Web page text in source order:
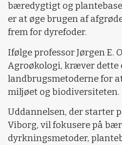
bæredygtigt og
er at øge brugen af
frem for dyrefoder.
Ifølge professor Jørgen E.
Agroøkologi, kræver dette
landbrugsmetoderne for
miljøet og biodiversiteten.
Uddannelsen, der starter
Viborg, vil fokusere på
dyrkningsmetoder,